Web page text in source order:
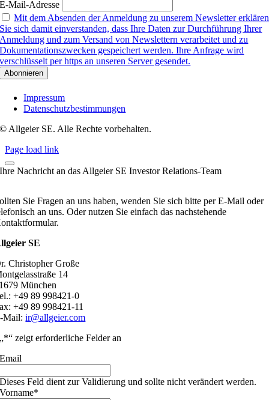
E-Mail-Adresse
Mit dem Absenden der Anmeldung zu unserem Newsletter erklären
Sie sich damit einverstanden, dass Ihre Daten zur Durchführung Ihrer
Anmeldung und zum Versand von Newslettern verarbeitet und zu
Dokumentationszwecken gespeichert werden. Ihre Anfrage wird
verschlüsselt per https an unseren Server gesendet.
Impressum
Datenschutzbestimmungen
© Allgeier SE. Alle Rechte vorbehalten.
Page load link
Ihre Nachricht an das Allgeier SE Investor Relations-Team
Sie Fragen an uns haben, wenden Sie sich bitte per E-Mail oder
an uns. Oder nutzen Sie einfach das nachstehende
SE
Christopher Große
14
München
+49 89 998421-0
+49 89 998421-11
Mail:ir@allgeier.com
„*“ zeigt erforderliche Felder an
Email
Dieses Feld dient zur Validierung und sollte nicht verändert werden.
Vorname*